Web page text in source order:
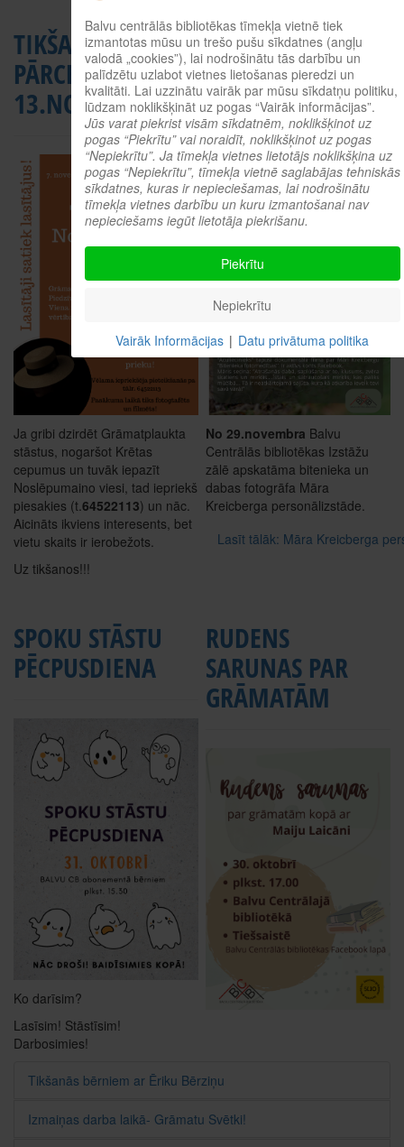
TIKŠANĀS
PĀRCELTA UZ
13.NOVEMBRI
Ja gribi dzirdēt Grāmatplaukta
stāstus, nogaršot Krētas
cepumus un tuvāk iepazīt
Noslēpumaino viesi, tad iepriekš
piesakies (t.64522113) un nāc.
Aicināts ikviens interesents, bet
vietu skaits ir ierobežots.
Uz tikšanos!!!
MĀRA
KREICBERGA
PERSONĀLIZSTĀDE
No 29.novembra Balvu
Centrālās bibliotēkas Izstāžu
zālē apskatāma bitenieka un
dabas fotogrāfa Māra
Kreicberga personālizstāde.
Lasīt tālāk: Māra Kreicberga
SPOKU STĀSTU
PĒCPUSDIENA
Ko darīsim?
Lasīsim! Stāstīsim!
Darbosimies!
RUDENS
SARUNAS PAR
GRĀMATĀM
Tikšanās bērniem ar Ēriku Bērziņu
Izmaiņas darba laikā- Grāmatu Svētki!
Balvu centrālās bibliotēkas tīmekļa vietnē tiek
izmantotas mūsu un trešo pušu sīkdatnes (angļu
valodā „cookies”), lai nodrošinātu tās darbību un
palīdzētu uzlabot vietnes lietošanas pieredzi un
kvalitāti. Lai uzzinātu vairāk par mūsu sīkdatņu politiku,
lūdzam noklikšķināt uz pogas “Vairāk informācijas”.
Jūs varat piekrist visām sīkdatnēm, noklikšķinot uz
pogas “Piekrītu” vai noraidīt, noklikšķinot uz pogas
“Nepiekrītu”. Ja tīmekļa vietnes lietotājs noklikšķina uz
pogas “Nepiekrītu”, tīmekļa vietnē saglabājas tehniskās
sīkdatnes, kuras ir nepieciešamas, lai nodrošinātu
tīmekļa vietnes darbību un kuru izmantošanai nav
nepieciešams iegūt lietotāja piekrišanu.
Piekrītu
Nepiekrītu
Vairāk Informācijas | Datu privātuma politika